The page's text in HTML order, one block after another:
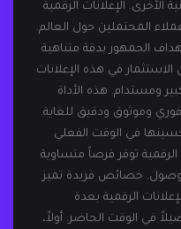
الأخرى. الإعلانات الرقمية
المحتملين حول العالم.
الجمهور بدقة متناهية
في هذه الإعلانات
ومستدام. هذه الأداة
وموثوق ودقيق للغاية.
في الوقت الفعلي
الرقمية توفر فرصاً متساوية
خصائص فريدة تميز
الرقمية بعدة
في الوقت الحاضر. أولاً،